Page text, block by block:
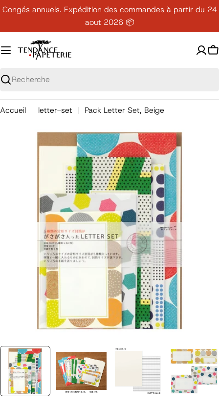
Passer
contenu
Congés annuels. Expédition des commandes à partir du 24
aout 2026 📦
Recherche
Accueil letter-set Pack Letter Set, Beige
le média 0 en mode modal